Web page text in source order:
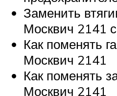
Заменить
Москвич 2141
Как поменять
Москвич 2141
Как поменять
Москвич 2141